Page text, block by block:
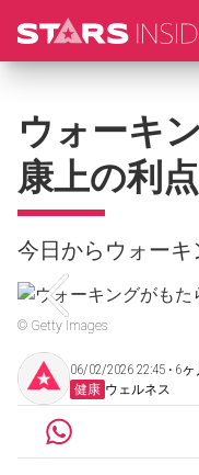
ウォーキ
康上の利点
今日からウォーキ
© Getty Images
06/02/2026 22:45 ‧ 6
健康 ウェルネス